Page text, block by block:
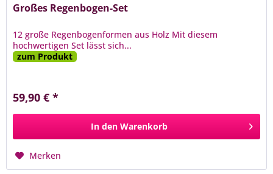
Großes Regenbogen-Set
12 große Regenbogenformen aus Holz Mit diesem
hochwertigen Set lässt sich...
zum Produkt
59,90 € *
In den Warenkorb
Merken